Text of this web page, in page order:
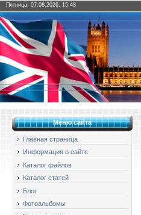
Пятница, 07.08.2026, 15:48
Меню сайта
Главная страница
Информация о сайте
Каталог файлов
Каталог статей
Блог
Фотоальбомы